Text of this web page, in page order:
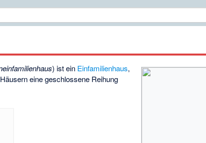
) ist ein Einfamilienhaus,
eine geschlossene Reihung